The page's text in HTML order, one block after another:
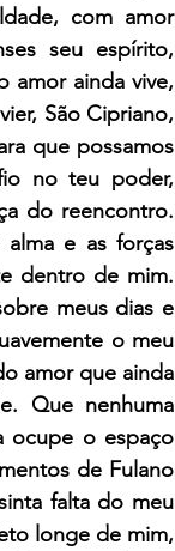
com amor
seu espírito,
amor ainda vive,
São Cipriano,
que possamos
no teu poder,
do reencontro.
e as forças
dentro de mim.
meus dias e
o meu
amor que ainda
Que nenhuma
ocupe o espaço
de Fulano
falta do meu
longe de mim,